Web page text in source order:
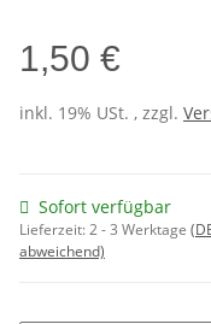
1,50 €
inkl. 19% USt. , zzgl.
Sofort verfügbar
Lieferzeit:2 - 3 Werktage
abweichend)